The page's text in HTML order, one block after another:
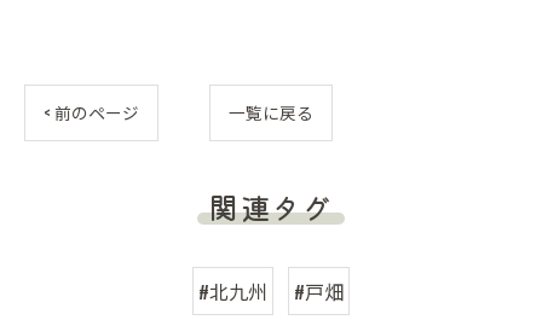
< 前のページ 一覧に戻る
関連タグ
#北九州 #戸畑